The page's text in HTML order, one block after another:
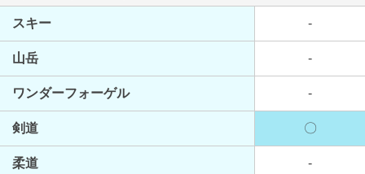
スキー -
山岳 -
ワンダーフォーゲル -
剣道 〇
柔道 -